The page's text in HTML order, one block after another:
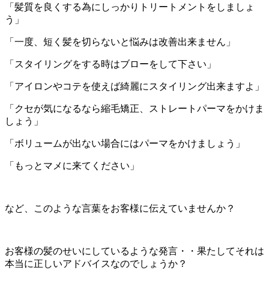
「髪質を良くする為にしっかりトリートメントをしましょ
う」
「一度、短く髪を切らないと悩みは改善出来ません」
「スタイリングをする時はブローをして下さい」
「アイロンやコテを使えば綺麗にスタイリング出来ますよ」
「クセが気になるなら縮毛矯正、ストレートパーマをかけま
しょう」
「ボリュームが出ない場合にはパーマをかけましょう」
「もっとマメに来てください」
など、このような言葉をお客様に伝えていませんか？
お客様の髪のせいにしているような発言・・果たしてそれは
本当に正しいアドバイスなのでしょうか？